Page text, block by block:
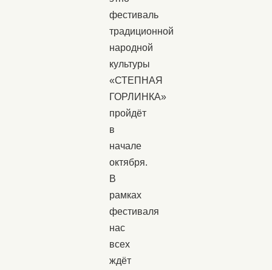
фестиваль
традиционной
народной
культуры
«СТЕПНАЯ
ГОРЛИНКА»
пройдёт
в
начале
октября.
В
рамках
фестиваля
нас
всех
ждёт